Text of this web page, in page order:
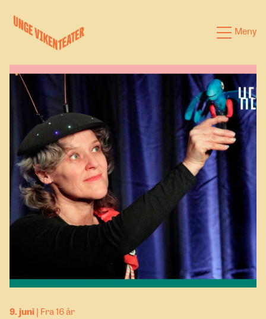
Meny
Forestillinger
Kalender
Satsinger
Om oss
9. juni Fra 16 år